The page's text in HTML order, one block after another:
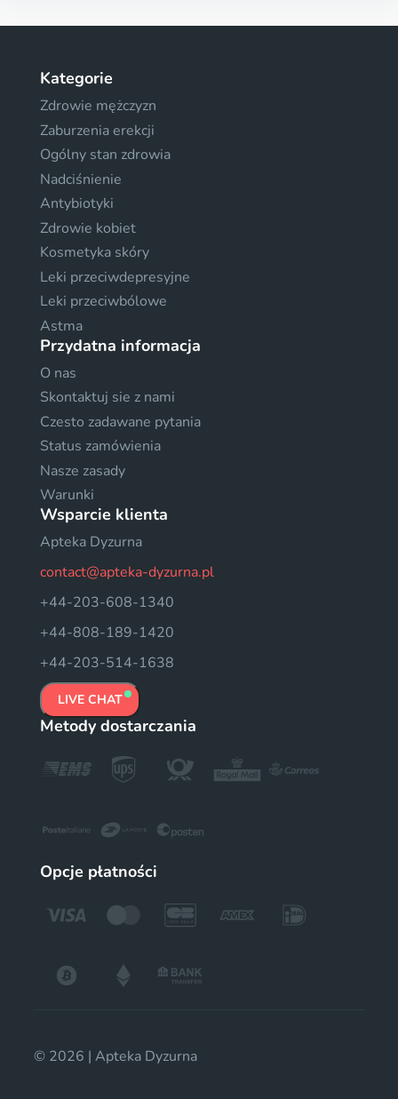
Kategorie
Zdrowie mężczyzn
Zaburzenia erekcji
Ogólny stan zdrowia
Nadciśnienie
Antybiotyki
Zdrowie kobiet
Kosmetyka skóry
Leki przeciwdepresyjne
Leki przeciwbólowe
Astma
Przydatna informacja
O nas
Skontaktuj sie z nami
Czesto zadawane pytania
Status zamówienia
Nasze zasady
Warunki
Wsparcie klienta
Apteka Dyzurna
contact@apteka-dyzurna.pl
+44-203-608-1340
+44-808-189-1420
+44-203-514-1638
LIVE CHAT
Metody dostarczania
Opcje płatności
© 2026 | Apteka Dyzurna